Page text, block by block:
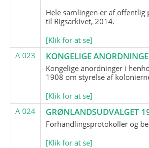
Hele samlingen er af
til Rigsarkivet, 2014.
[Klik for at se]
A 023
KONGELIGE
Kongelige anordninger i
1908 om styrelse af
[Klik for at se]
A 024
GRØNLANDSUDVALGET
Forhandlingsprotokoller og
[Klik for at se]